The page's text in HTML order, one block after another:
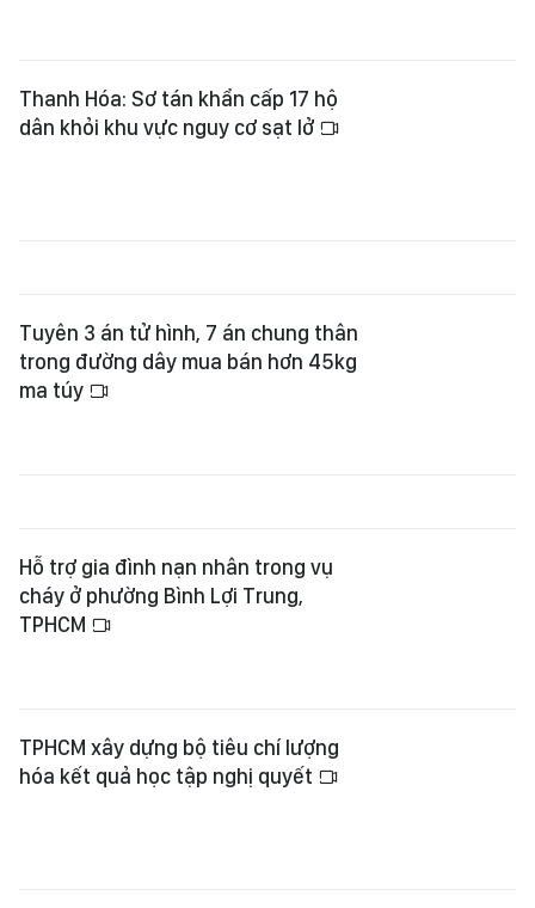
Thanh Hóa: Sơ tán khẩn cấp 17 hộ
dân khỏi khu vực nguy cơ sạt lở
Tuyên 3 án tử hình, 7 án chung thân
trong đường dây mua bán hơn 45kg
ma túy
Hỗ trợ gia đình nạn nhân trong vụ
cháy ở phường Bình Lợi Trung,
TPHCM
TPHCM xây dựng bộ tiêu chí lượng
hóa kết quả học tập nghị quyết